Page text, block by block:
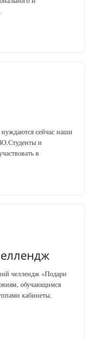
сейчас наши
и
в
челлендж «Подари
обучающимся
кабинеты.